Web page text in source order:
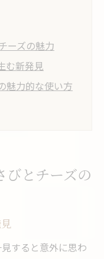
ーズの魅力
む新発見
魅力的な使い方
味覚の奥深さ
い味覚世界
が新世界を創造
びとチーズの
すると意外に思わ